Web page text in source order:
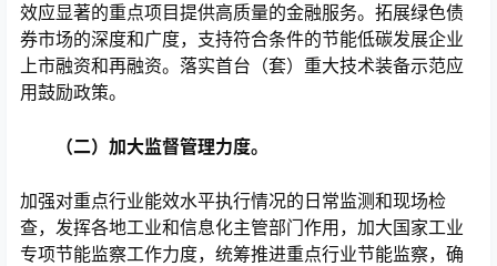
效应显著的重点项目提供高质量的金融服务。拓展绿色债
券市场的深度和广度，支持符合条件的节能低碳发展企业
上市融资和再融资。落实首台（套）重大技术装备示范应
用鼓励政策。
（二）加大监督管理力度。
加强对重点行业能效水平执行情况的日常监测和现场检
查，发挥各地工业和信息化主管部门作用，加大国家工业
专项节能监察工作力度，统筹推进重点行业节能监察，确